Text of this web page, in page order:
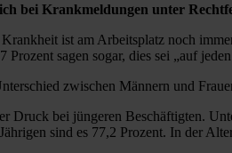
bei Krankmeldungen unter
ist am Arbeitsplatz noch
Prozent sagen sogar, dies sei „auf
zwischen Männern und
Druck bei jüngeren Beschäftigten.
sind es 77,2 Prozent. In der